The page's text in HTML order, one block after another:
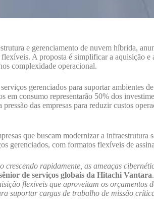
e gerenciamento de nuvem híbrida,
A proposta é simplificar a aquisição e
complexidade operacional.
gerenciados para suportar
consumo representarão 50% dos
das empresas para reduzir custos
que buscam modernizar a
gerenciados, com formatos flexíveis de
crescendo rapidamente, as ameaças
de serviços globais da Hitachi Vantara
flexíveis que aproveitam os
suportar cargas de trabalho de missão